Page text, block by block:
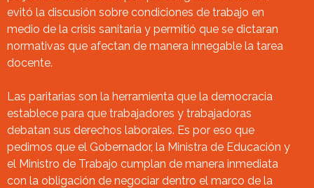
evitó la discusión sobre condiciones de trabajo en
medio de la crisis sanitaria y permitió que se dictaran
normativas que afectan de manera innegable la tarea
docente.
Las paritarias son la herramienta que la democracia
establece para que trabajadores y trabajadoras
debatan sus derechos laborales. Es por eso que
pedimos que el Gobernador, la Ministra de Educación y
el Ministro de Trabajo cumplan de manera inmediata
con la obligación de negociar dentro el marco de la